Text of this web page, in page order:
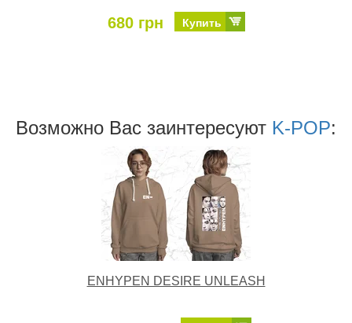
680 грн Купить
Возможно Ваc заинтересуют K-POP:
ENHYPEN DESIRE UNLEASH